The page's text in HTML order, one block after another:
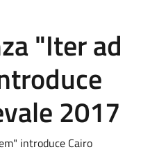
"Iter ad
2017
introduce Cairo